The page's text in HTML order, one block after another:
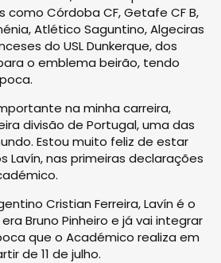
Córdoba CF, Getafe CF B,
Atlético Saguntino, Algeciras
do USL Dunkerque, dos
o emblema beirão, tendo
na minha carreira,
divisão de Portugal, uma das
Estou muito feliz de estar
Lavín, nas primeiras declarações
Cristian Ferreira, Lavín é o
Bruno Pinheiro e já vai integrar
que o Académico realiza em
de 11 de julho.